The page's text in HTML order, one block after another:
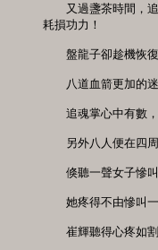
又過盞茶時間，追
耗損功力！
盤龍子卻趁機恢復
八道血箭更加的迷
追魂掌心中有數，
另外八人便在四周
倏聽一聲女子慘叫
她疼得不由慘叫
崔輝聽得心疼如割